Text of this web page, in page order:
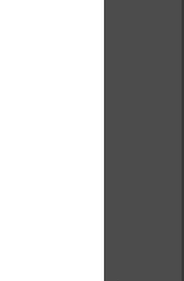
* 3,
« |
| Pilote